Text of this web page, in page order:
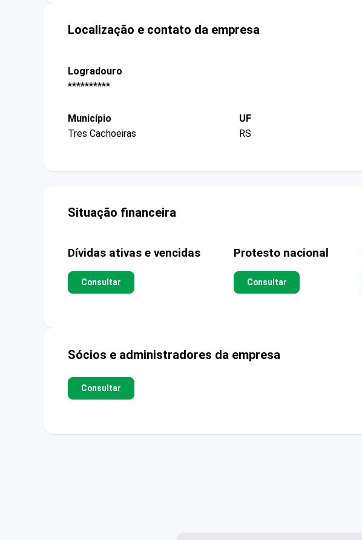
Localização e contato da empresa
Logradouro
**********
Município
Tres Cachoeiras
UF
RS
Situação financeira
Dívidas ativas e vencidas
Consultar
Protesto nacional
Consultar
Sócios e administradores da empresa
Consultar